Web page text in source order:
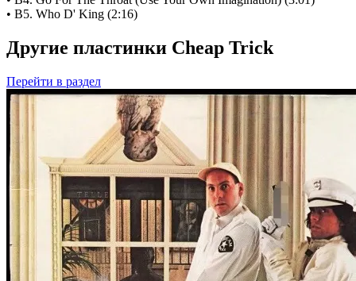
• B5. Who D' King (2:16)
Другие пластинки Cheap Trick
Перейти в раздел